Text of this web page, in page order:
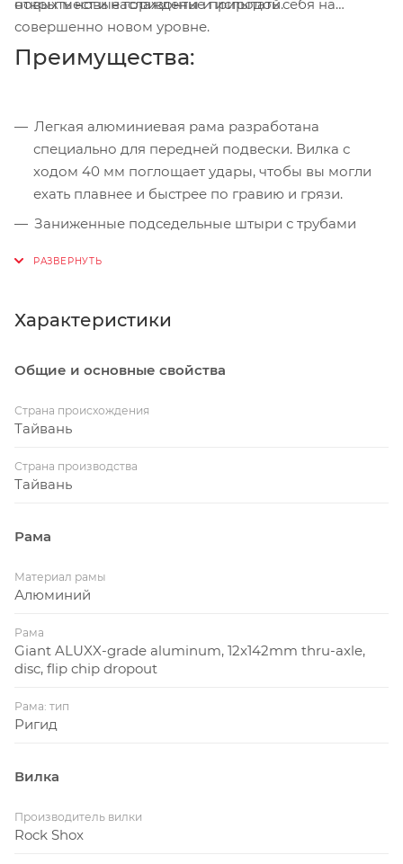
новых мест и наслаждение природой.
открыть новые горизонты и испытать себя на
совершенно новом уровне.
Преимущества:
Легкая алюминиевая рама разработана
специально для передней подвески. Вилка с
ходом 40 мм поглощает удары, чтобы вы могли
ехать плавнее и быстрее по гравию и грязи.
Заниженные подседельные штыри с трубами
вибрации от дороги. Руль Contact SL XR D-Fuse
жесткостью, необходимой для прохождения
поворотов, спринта или подъема.
Фишка на заднем дропауте регулирует колесную
или длинная для улучшения устойчивости на
скорости. Длинная настройка также позволяет
53 мм. Вы можете использовать входящий в
возможностей, или перейти на фирменный
круглый подседельный штырь 30,9 мм.
Характеристики
Общие и основные свойства
Страна происхождения
Тайвань
Страна производства
Тайвань
Рама
Материал рамы
Алюминий
Рама
Giant ALUXX-grade aluminum, 12x142mm thru-axle,
disc, flip chip dropout
Рама: тип
Ригид
Вилка
Производитель вилки
Rock Shox